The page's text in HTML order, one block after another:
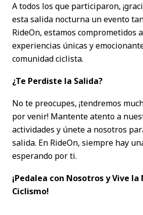
A todos los que participaron,
esta salida nocturna un evento
RideOn, estamos comprometidos
experiencias únicas y
comunidad ciclista.
¿Te Perdiste la Salida?
No te preocupes, ¡tendremos
por venir! Mantente atento a
actividades y únete a nosotros
salida. En RideOn, siempre hay
esperando por ti.
¡Pedalea con Nosotros y Vive la
Ciclismo!